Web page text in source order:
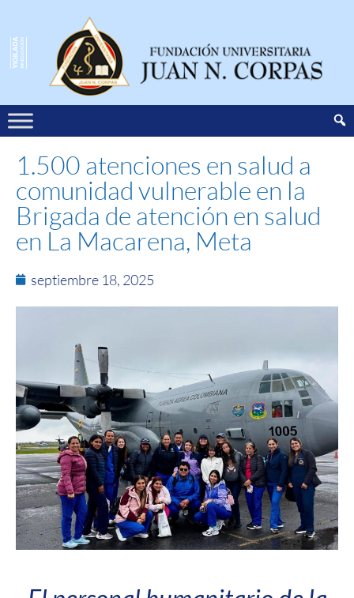
1.500 atenciones en salud a
comunidad vulnerable en la
Brigada de atención en salud
en La Macarena, Meta
septiembre 18, 2025